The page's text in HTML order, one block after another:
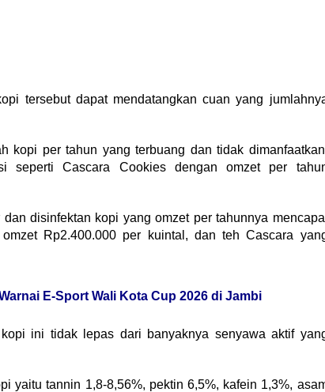
tersebut dapat mendatangkan cuan yang
kopi per tahun yang terbuang dan tidak
seperti Cascara Cookies dengan omzet per
disinfektan kopi yang omzet per tahunnya
Rp2.400.000 per kuintal, dan teh Cascara
E-Sport Wali Kota Cup 2026 di Jambi
ini tidak lepas dari banyaknya senyawa aktif
yaitu tannin 1,8-8,56%, pektin 6,5%, kafein 1,3%,